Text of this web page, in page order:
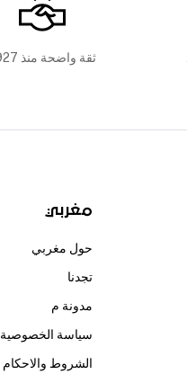
ثقة واضحة منذ 1927
مغربي
حول مغربي
تجدنا
مدونة م
سياسة الخصوصية
الشروط والاحكام